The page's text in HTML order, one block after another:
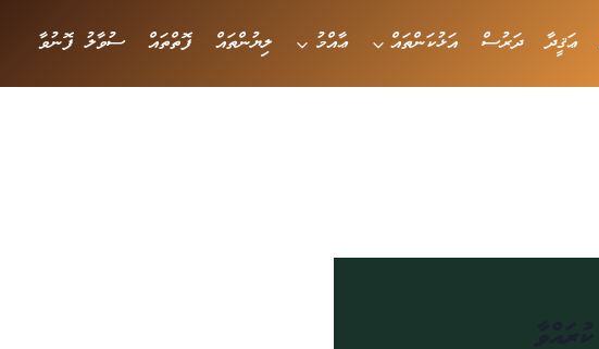
ޢަޤީދާ ދަރުސް އަޅުކަންތައް ޢާއްމު ލިޔުންތައް ފޮތްތައް ސުވާލު ފޮނުވާ